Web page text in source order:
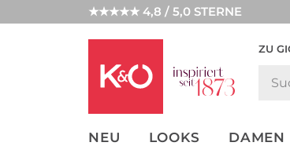
★★★★★ 4,8 / 5,0 STERNE
ZU
NEU LOOKS DAMEN
UNSERE APP
CLICK &